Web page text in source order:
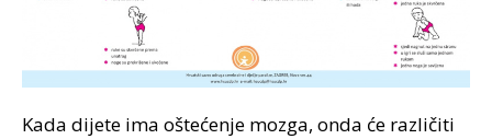
Kada dijete ima oštećenje mozga, onda će različiti